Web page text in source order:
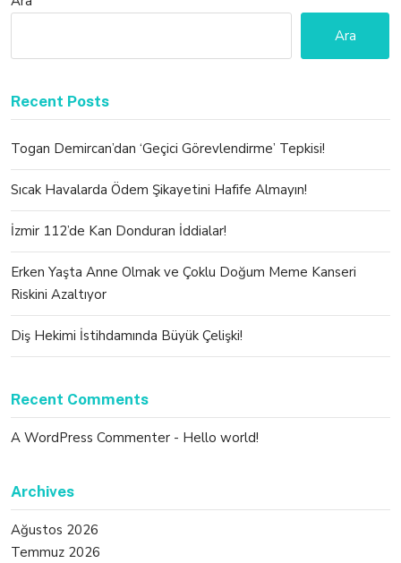
Ara
Recent Posts
Togan Demircan’dan ‘Geçici Görevlendirme’ Tepkisi!
Sıcak Havalarda Ödem Şikayetini Hafife Almayın!
İzmir 112’de Kan Donduran İddialar!
Erken Yaşta Anne Olmak ve Çoklu Doğum Meme Kanseri
Riskini Azaltıyor
Diş Hekimi İstihdamında Büyük Çelişki!
Recent Comments
A WordPress Commenter - Hello world!
Archives
Ağustos 2026
Temmuz 2026